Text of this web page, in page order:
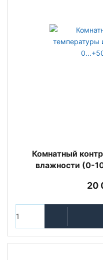
Комнатный
влажности (0-
20